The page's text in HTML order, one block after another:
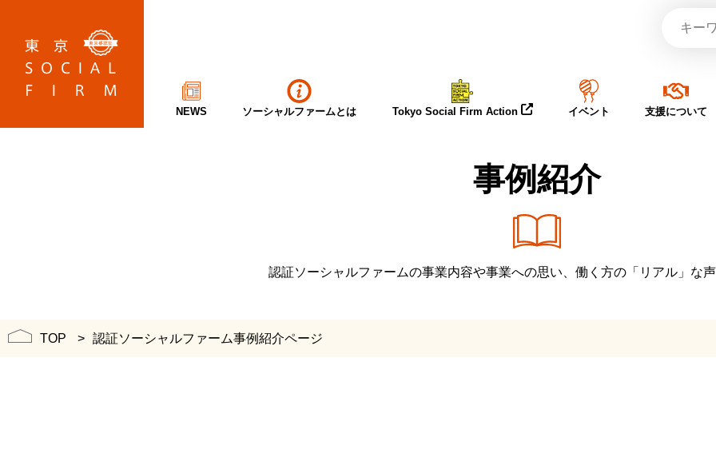
NEWS ソーシャルファームとは Tokyo Social Firm Action イベント 支援について
事例紹介
認証ソーシャルファームの事業内容や事業への思い、働く方の「リアル」な声
TOP 認証ソーシャルファーム事例紹介ページ